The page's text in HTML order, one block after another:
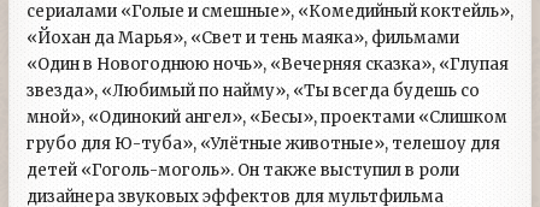
сериалами «Голые и смешные», «Комедийный коктейль»,
«Йохан да Марья», «Свет и тень маяка», фильмами
«Один в Новогоднюю ночь», «Вечерняя сказка», «Глупая
звезда», «Любимый по найму», «Ты всегда будешь со
мной», «Одинокий ангел», «Бесы», проектами «Слишком
грубо для Ю-туба», «Улётные животные», телешоу для
детей «Гоголь-моголь». Он также выступил в роли
дизайнера звуковых эффектов для мультфильма